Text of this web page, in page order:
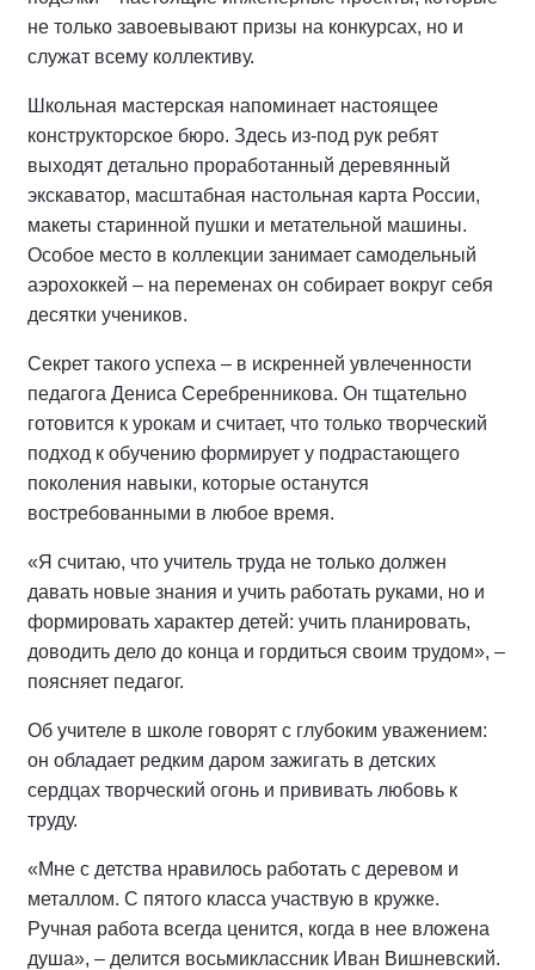
не только завоевывают призы на конкурсах, но и
служат всему коллективу.
Школьная мастерская напоминает настоящее
конструкторское бюро. Здесь из-под рук ребят
выходят детально проработанный деревянный
экскаватор, масштабная настольная карта России,
макеты старинной пушки и метательной машины.
Особое место в коллекции занимает самодельный
аэрохоккей – на переменах он собирает вокруг себя
десятки учеников.
Секрет такого успеха – в искренней увлеченности
педагога Дениса Серебренникова. Он тщательно
готовится к урокам и считает, что только творческий
подход к обучению формирует у подрастающего
поколения навыки, которые останутся
востребованными в любое время.
«Я считаю, что учитель труда не только должен
давать новые знания и учить работать руками, но и
формировать характер детей: учить планировать,
доводить дело до конца и гордиться своим трудом», –
поясняет педагог.
Об учителе в школе говорят с глубоким уважением:
он обладает редким даром зажигать в детских
сердцах творческий огонь и прививать любовь к
труду.
«Мне с детства нравилось работать с деревом и
металлом. С пятого класса участвую в кружке.
Ручная работа всегда ценится, когда в нее вложена
душа», – делится восьмиклассник Иван Вишневский.